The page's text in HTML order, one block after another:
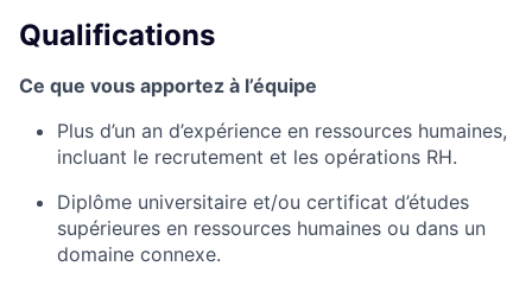
Qualifications
Ce que vous apportez à l’équipe
Plus d’un an d’expérience en ressources humaines,
incluant le recrutement et les opérations RH.
Diplôme universitaire et/ou certificat d’études
supérieures en ressources humaines ou dans un
domaine connexe.